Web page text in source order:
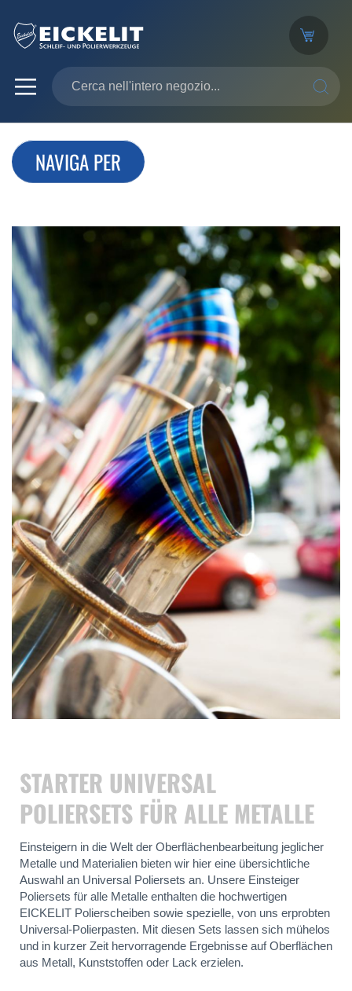
STARTER UNIVERSAL
POLIERSETS FÜR ALLE METALLE
Einsteigern in die Welt der Oberflächenbearbeitung jeglicher
Metalle und Materialien bieten wir hier eine übersichtliche
Auswahl an Universal Poliersets an. Unsere Einsteiger
Poliersets für alle Metalle enthalten die hochwertigen
EICKELIT Polierscheiben sowie spezielle, von uns erprobten
Universal-Polierpasten. Mit diesen Sets lassen sich mühelos
und in kurzer Zeit hervorragende Ergebnisse auf Oberflächen
aus Metall, Kunststoffen oder Lack erzielen.
NAVIGA PER